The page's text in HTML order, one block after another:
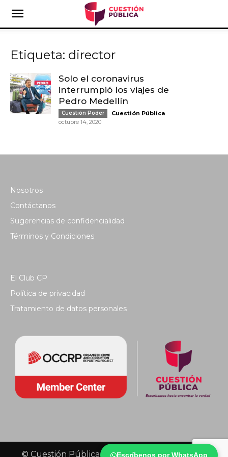
Escríbenos por WhatsApp
Etiqueta: director
Solo el coronavirus
interrumpió los viajes de
Pedro Medellín
Cuestión Poder Cuestión Pública -
octubre 14, 2020
Nosotros
Contáctanos
Sugerencias de confidencialidad
Términos y Condiciones
El Club CP
Política de privacidad
Tratamiento de datos personales
© Cuestión Pública 2018 - Todos los derechos